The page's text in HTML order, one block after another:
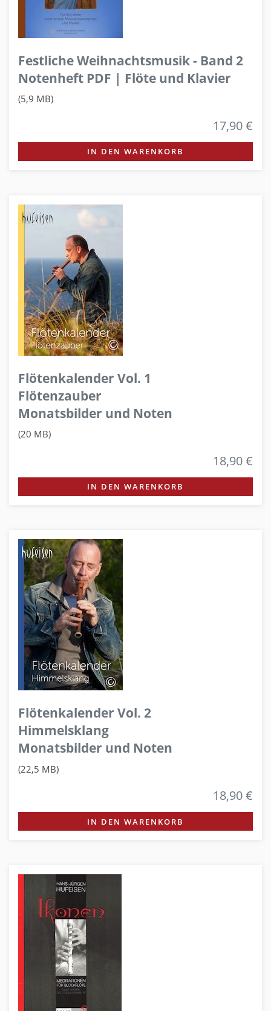
Festliche Weihnachtsmusik - Band 2
Notenheft PDF | Flöte und Klavier
(5,9 MB)
17,90 €
IN DEN WARENKORB
Flötenkalender Vol. 1
Flötenzauber
Monatsbilder und Noten
(20 MB)
18,90 €
IN DEN WARENKORB
Flötenkalender Vol. 2
Himmelsklang
Monatsbilder und Noten
(22,5 MB)
18,90 €
IN DEN WARENKORB